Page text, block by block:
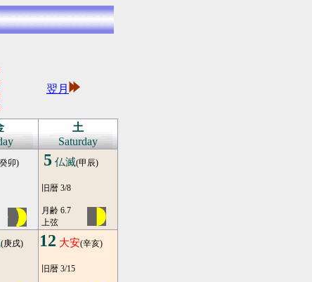
翌月
土
Saturday
卯) 5 仏滅(甲辰)
旧暦 3/8
月齢 6.7
上弦
(庚戌) 12 大安(辛亥)
旧暦 3/15